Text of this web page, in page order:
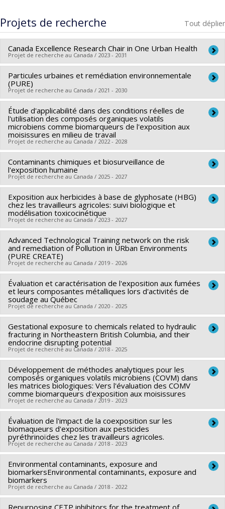
Cycle :Doctorat
Diplôme obtenu :Ph. D.
Lien vers le document dans Papyrus
Projets de recherche Tout déplier
Canada Excellence Research Chair in One Urban Health
Projet de recherche au Canada / 2023 - 2031
Chercheur principal : Evelyne de Leeuw
Co-chercheurs : Louise Potvin ,Michèle Bouchard
Frohlich,Yan Kestens,Juan Torres,Sébastien Lord,Cécile
Aenishaenslin,Evelyne Brie,Martin Trépanier
Sources de financement :SPIIE/Secrétariat des
programmes interorganismes à l’intention des
établissements
Programmes de subvention :PVXXXXXX-Chaire d'excellence
en recherche du Canada
Particules urbaines et remédiation environnementale
(PURE)
Projet de recherche au Canada / 2021 - 2030
Sources de financement : Université de Montréal
Programmes de subvention :PVXXXXXX-FEI sans restriction
Étude d'applicabilité dans des conditions réelles de
l'utilisation des composés organiques volatils
microbiens comme biomarqueurs de l'exposition aux
moisissures en milieu de travail
Projet de recherche au Canada / 2022 - 2028
Sources de financement :IRSST/Institut de recherche
Robert-Sauvé en santé et en sécurité du travail
Programmes de subvention :PVXXXXXX-Programme de
recherche
Contaminants chimiques et biosurveillance de
l'exposition humaine
Projet de recherche au Canada / 2025 - 2027
Chercheur principal : Michèle Bouchard
Co-chercheurs : Sami Haddad
Sources de financement :FCI/Fondation canadienne pour
l'innovation
Programmes de subvention :PVXXXXXX-Fonds des leaders
Exposition aux herbicides à base de glyphosate (HBG)
chez les travailleurs agricoles: suivi biologique et
modélisation toxicocinétique
Projet de recherche au Canada / 2023 - 2027
Chercheur principal : Michèle Bouchard
Co-chercheurs : Sami Haddad, Philippe Sarazin
Sources de financement :IRSST/Institut de recherche
Robert-Sauvé en santé et en sécurité du travail
Programmes de subvention :
Advanced Technological Training network on the risk
and remediation of Pollution in URban Environments
(PURE CREATE)
Projet de recherche au Canada / 2019 - 2026
Chercheur principal : Kevin James Wilkinson
Co-chercheurs : Sébastien Sauvé, Michèle Bouchard,
Nathalie Tufenkji , Sarah Dorner,Parisa A. Ariya
Bayen , Jonathan Verreault Niladri Basu C. Mulligan
,
Valérie Langlois
Sources de financement :CRSNG/Conseil de recherches en
sciences naturelles et génie du Canada (CRSNG)
Programmes de subvention :PV118026-FONCER : Prog.
formation orientée nouveauté, la collaboration et
l'expérience en recherche
Évaluation et caractérisation de l'exposition aux fumées
et leurs composantes métalliques lors d'activités de
soudage au Québec
Projet de recherche au Canada / 2020 - 2025
Chercheur principal : Michèle Bouchard
Co-chercheurs : Naima El Majidi, Philippe Sarazin
Sources de financement :IRSST/Institut de recherche
Robert-Sauvé en santé et en sécurité du travail
Programmes de subvention :PVXXXXXX-Programme de
recherche
Gestational exposure to chemicals related to hydraulic
fracturing in Northeastern British Columbia, and their
endocrine disrupting potential
Projet de recherche au Canada / 2018 - 2025
Chercheur principal : Marc-André Verner
Co-chercheurs : Michèle Bouchard,Katherine Frohlich,
Haddad ,Maryse Bouchard,Delphine Bosson-Rieutort
Cathy Vaillancourt,Pierre Ayotte,Géraldine Delbès,
Jonathan Chevrier,Thomas J. Sanderson ,Raymond Copes,
Élyse Caron-Beaudoin
Sources de financement :IRSC/Instituts de recherche en
Programmes de subvention :PVXXXXXX-(PJT) Subvention
Projet
Développement de méthodes analytiques pour les
composés organiques volatils microbiens (COVM) dans
les matrices biologiques: Vers l'évaluation des COMV
comme biomarqueurs d'exposition aux moisissures
Projet de recherche au Canada / 2019 - 2023
Chercheur principal : Sami Haddad
Co-chercheurs : Michèle Bouchard,Genevieve Marchand
Sources de financement :IRSST/Institut de recherche
Robert-Sauvé en santé et en sécurité du travail
Programmes de subvention :PVXXXXXX-Programme de
recherche
Évaluation de l'impact de la coexposition sur les
biomaqueurs d'exposition aux pesticides
pyréthrinoïdes chez les travailleurs agricoles.
Projet de recherche au Canada / 2018 - 2023
Chercheur principal : Michèle Bouchard
Co-chercheurs : Sami Haddad,Nolwenn Noisel, Naima El
Majidi
Sources de financement : IRSST/Institut de recherche
Environmental contaminants, exposure and
biomarkersEnvironmental contaminants, exposure and
biomarkers
Projet de recherche au Canada / 2018 - 2022
Repurposing CETP inhibitors for the treatment of